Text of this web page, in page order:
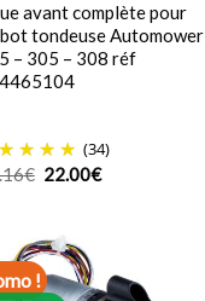
avant complète pour
tondeuse Automower
– 305 – 308 réf
(34)
€ Le
36.16€.
22.00€Le
!